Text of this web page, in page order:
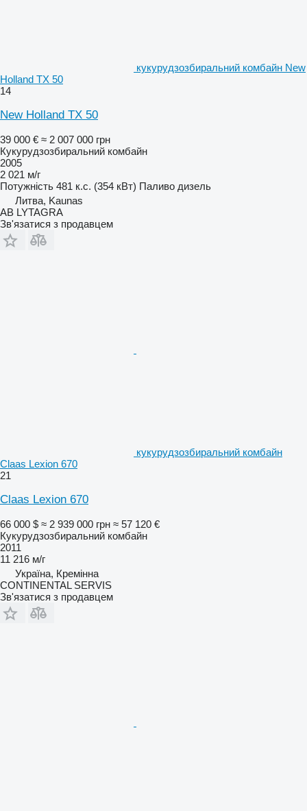
кукурудзозбиральний комбайн New
Holland TX 50
14
New Holland TX 50
39 000 € ≈ 2 007 000 грн
Кукурудзозбиральний комбайн
2005
2 021 м/г
Потужність 481 к.с. (354 кВт) Паливо дизель
Литва, Kaunas
AB LYTAGRA
Зв'язатися з продавцем
кукурудзозбиральний комбайн
Claas Lexion 670
21
Claas Lexion 670
66 000 $ ≈ 2 939 000 грн ≈ 57 120 €
Кукурудзозбиральний комбайн
2011
11 216 м/г
Україна, Кремінна
CONTINENTAL SERVIS
Зв'язатися з продавцем